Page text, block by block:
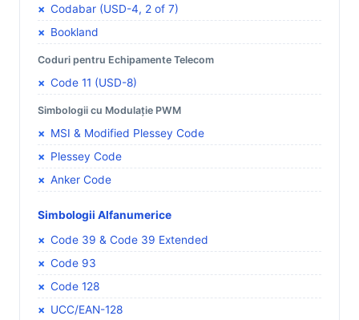
Codabar (USD-4, 2 of 7)
Bookland
Coduri pentru Echipamente Telecom
Code 11 (USD-8)
Simbologii cu Modulație PWM
MSI & Modified Plessey Code
Plessey Code
Anker Code
Simbologii Alfanumerice
Code 39 & Code 39 Extended
Code 93
Code 128
UCC/EAN-128